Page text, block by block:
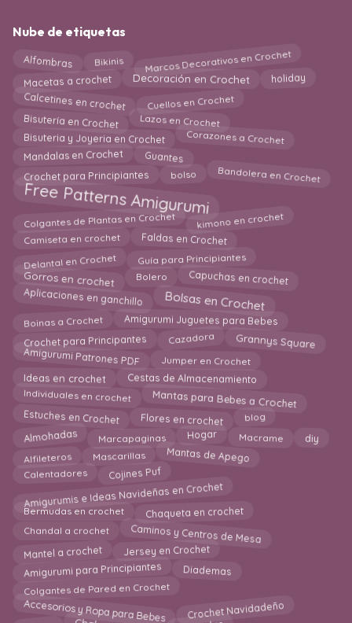
Nube de etiquetas
Alfombras Bikinis Marcos Decorativos en Crochet
Macetas a crochet Decoración en Crochet holiday
Calcetines en crochet Cuellos en Crochet
Bisutería en Crochet Lazos en Crochet
Bisuteria y Joyeria en Crochet Corazones a Crochet
Mandalas en Crochet Guantes
Crochet para Principiantes bolso Bandolera en Crochet
Free Patterns Amigurumi
Colgantes de Plantas en Crochet kimono en crochet
Camiseta en crochet Faldas en Crochet
Delantal en Crochet Guía para Principiantes
Gorros en crochet Bolero Capuchas en crochet
Aplicaciones en ganchillo Bolsas en Crochet
Boinas a Crochet Amigurumi Juguetes para Bebes
Crochet para Principantes Cazadora Grannys Square
Amigurumi Patrones PDF Jumper en Crochet
Ideas en crochet Cestas de Almacenamiento
Individuales en crochet Mantas para Bebes a Crochet
Estuches en Crochet Flores en crochet blog
Almohadas Marcapaginas Hogar Macrame diy
Alfileteros Mascarillas Mantas de Apego
Calentadores Cojines Puf
Amigurumis e Ideas Navideñas en Crochet
Bermudas en crochet Chaqueta en crochet
Chandal a crochet Caminos y Centros de Mesa
Mantel a crochet Jersey en Crochet
Amigurumi para Principiantes Diademas
Colgantes de Pared en Crochet
Accesorios y Ropa para Bebes Crochet Navidadeño